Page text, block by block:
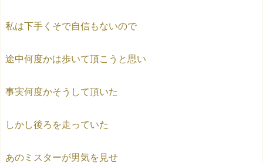
私は下手くそで自信もないので
途中何度かは歩いて頂こうと思い
事実何度かそうして頂いた
しかし後ろを走っていた
あのミスターが男気を見せ